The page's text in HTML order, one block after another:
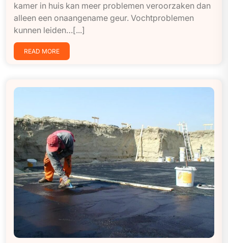
kamer in huis kan meer problemen veroorzaken dan
alleen een onaangename geur. Vochtproblemen
kunnen leiden…[...]
READ MORE